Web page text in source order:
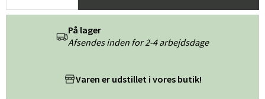
Varen er udstillet i vores butik!
På lager
Afsendes inden for 2-4 arbejdsdage